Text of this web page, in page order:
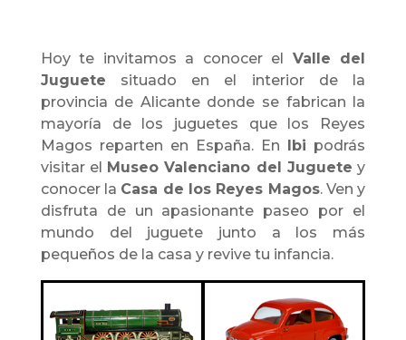
Hoy te invitamos a conocer el Valle del
Juguete situado en el interior de la
provincia de Alicante donde se fabrican la
mayoría de los juguetes que los Reyes
Magos reparten en España. En Ibi podrás
visitar el Museo Valenciano del Juguete y
conocer la Casa de los Reyes Magos. Ven y
disfruta de un apasionante paseo por el
mundo del juguete junto a los más
pequeños de la casa y revive tu infancia.